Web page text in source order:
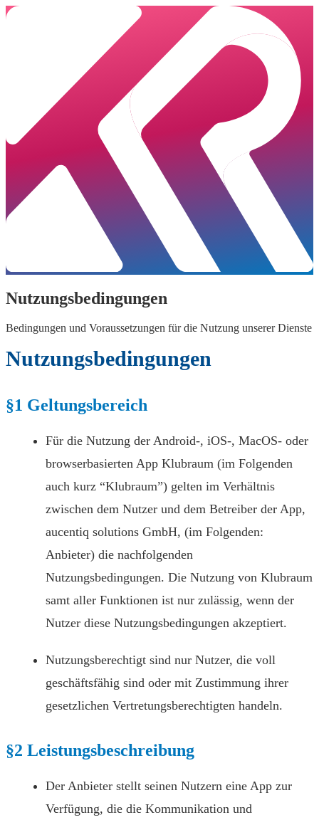
Nutzungsbedingungen
Bedingungen und Voraussetzungen für die Nutzung unserer Dienste
Nutzungsbedingungen
§1 Geltungsbereich
Für die Nutzung der Android-, iOS-, MacOS- oder
browserbasierten App Klubraum (im Folgenden
auch kurz “Klubraum”) gelten im Verhältnis
zwischen dem Nutzer und dem Betreiber der App,
aucentiq solutions GmbH, (im Folgenden:
Anbieter) die nachfolgenden
Nutzungsbedingungen. Die Nutzung von Klubraum
samt aller Funktionen ist nur zulässig, wenn der
Nutzer diese Nutzungsbedingungen akzeptiert.
Nutzungsberechtigt sind nur Nutzer, die voll
geschäftsfähig sind oder mit Zustimmung ihrer
gesetzlichen Vertretungsberechtigten handeln.
§2 Leistungsbeschreibung
Der Anbieter stellt seinen Nutzern eine App zur
Verfügung, die die Kommunikation und